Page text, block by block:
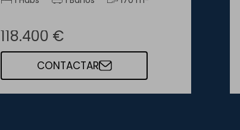
118.400 €
CONTACTAR